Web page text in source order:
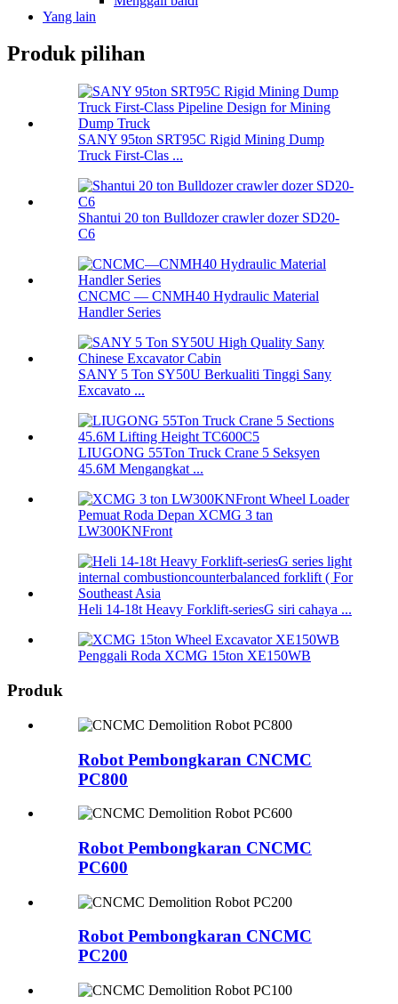
Yang lain
Produk pilihan
SANY 95ton SRT95C Rigid Mining Dump
Truck First-Clas ...
Shantui 20 ton Bulldozer crawler dozer SD20-
C6
CNCMC — CNMH40 Hydraulic Material
Handler Series
SANY 5 Ton SY50U Berkualiti Tinggi Sany
Excavato ...
LIUGONG 55Ton Truck Crane 5 Seksyen
45.6M Mengangkat ...
Pemuat Roda Depan XCMG 3 tan
LW300KNFront
Heli 14-18t Heavy Forklift-seriesG siri cahaya ...
Penggali Roda XCMG 15ton XE150WB
Produk
Robot Pembongkaran CNCMC
PC800
Robot Pembongkaran CNCMC
PC600
Robot Pembongkaran CNCMC
PC200